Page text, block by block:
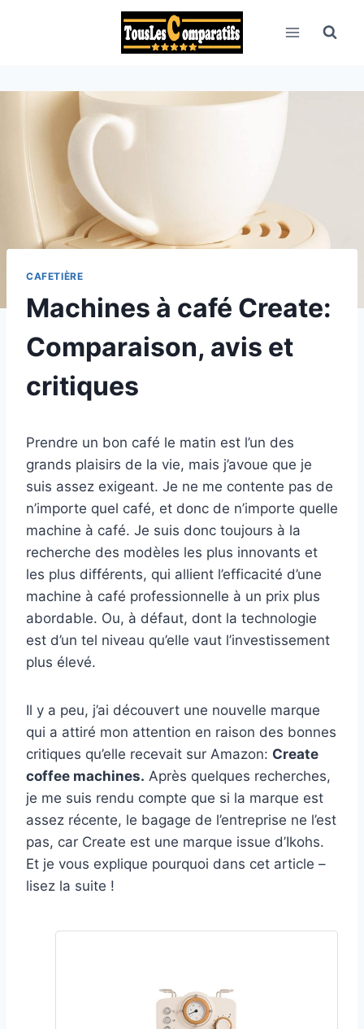
CAFETIÈRE
Machines à café Create:
Comparaison, avis et
critiques
Prendre un bon café le matin est l’un des
grands plaisirs de la vie, mais j’avoue que je
suis assez exigeant. Je ne me contente pas de
n’importe quel café, et donc de n’importe quelle
machine à café. Je suis donc toujours à la
recherche des modèles les plus innovants et
les plus différents, qui allient l’efficacité d’une
machine à café professionnelle à un prix plus
abordable. Ou, à défaut, dont la technologie
est d’un tel niveau qu’elle vaut l’investissement
plus élevé.
Il y a peu, j’ai découvert une nouvelle marque
qui a attiré mon attention en raison des bonnes
critiques qu’elle recevait sur Amazon: Create
coffee machines. Après quelques recherches,
je me suis rendu compte que si la marque est
assez récente, le bagage de l’entreprise ne l’est
pas, car Create est une marque issue d’Ikohs.
Et je vous explique pourquoi dans cet article –
lisez la suite !